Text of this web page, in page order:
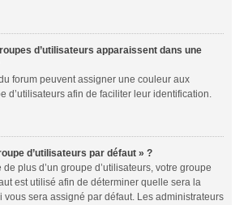
d’utilisateurs apparaissent dans une
forum peuvent assigner une couleur aux
d’utilisateurs afin de faciliter leur identification.
d’utilisateurs par défaut » ?
plus d’un groupe d’utilisateurs, votre groupe
est utilisé afin de déterminer quelle sera la
vous sera assigné par défaut. Les administrateurs